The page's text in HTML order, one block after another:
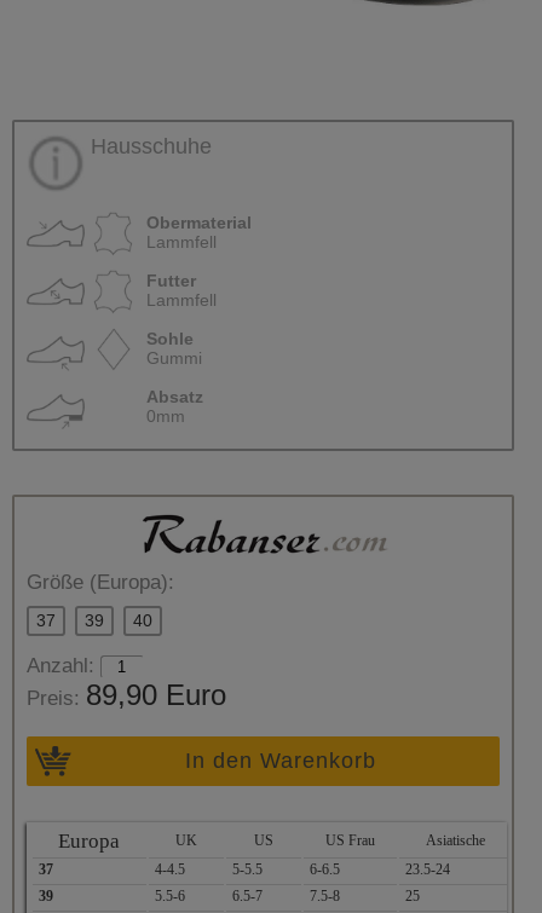
Hausschuhe
Obermaterial
Lammfell
Futter
Lammfell
Sohle
Gummi
Absatz
0mm
Größe (Europa):
37 39 40
Anzahl:
Preis: 89,90 Euro
In den Warenkorb
Europa UK US US Frau
Asiatische
37
4-4.5 5-5.5 6-6.5
23.5-24
39
5.5-6 6.5-7 7.5-8
25